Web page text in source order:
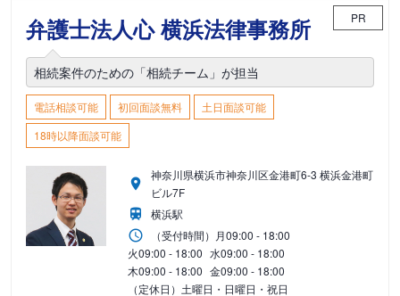
弁護士法人心 横浜法律事務所 PR
相続案件のための「相続チーム」が担当
電話相談可能 初回面談無料
土日面談可能
18時以降面談可能
神奈川県横浜市神奈川区金港町6-3 横浜金港町
ビル7F
横浜駅
（受付時間） 月09:00 - 18:00
火09:00 - 18:00 水09:00 - 18:00
木09:00 - 18:00 金09:00 - 18:00
（定休日）土曜日・日曜日・祝日